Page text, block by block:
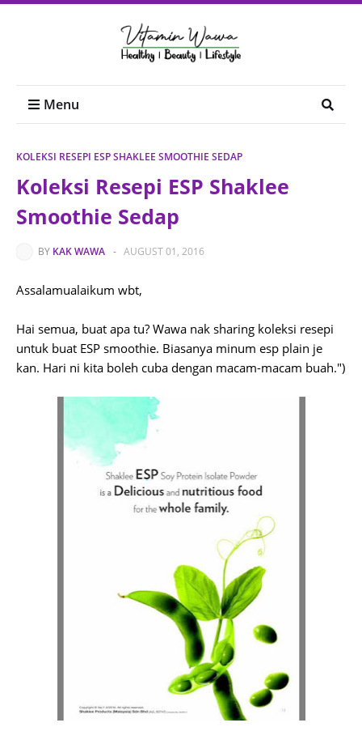
Menu
KOLEKSI RESEPI ESP SHAKLEE SMOOTHIE SEDAP
Koleksi Resepi ESP Shaklee
Smoothie Sedap
BY KAK WAWA - AUGUST 01, 2016
Assalamualaikum wbt,
Hai semua, buat apa tu? Wawa nak sharing koleksi resepi
untuk buat ESP smoothie. Biasanya minum esp plain je
kan. Hari ni kita boleh cuba dengan macam-macam buah.")